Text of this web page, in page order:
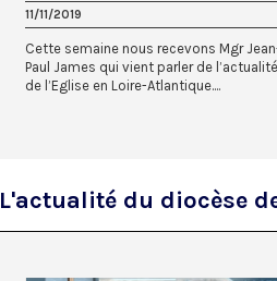
11/11/2019
Cette semaine nous recevons Mgr
Paul James qui vient parler de l’actualité
de l’Eglise en Loire-Atlantique....
L'actualité du diocèse